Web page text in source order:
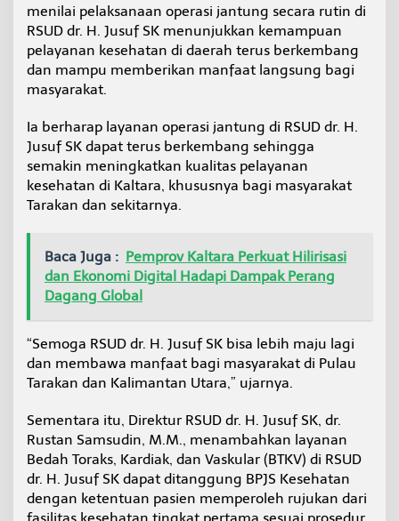
menilai pelaksanaan operasi jantung secara rutin di
RSUD dr. H. Jusuf SK menunjukkan kemampuan
pelayanan kesehatan di daerah terus berkembang
dan mampu memberikan manfaat langsung bagi
masyarakat.
Ia berharap layanan operasi jantung di RSUD dr. H.
Jusuf SK dapat terus berkembang sehingga
semakin meningkatkan kualitas pelayanan
kesehatan di Kaltara, khususnya bagi masyarakat
Tarakan dan sekitarnya.
Baca Juga : Pemprov Kaltara Perkuat Hilirisasi
dan Ekonomi Digital Hadapi Dampak Perang
Dagang Global
“Semoga RSUD dr. H. Jusuf SK bisa lebih maju lagi
dan membawa manfaat bagi masyarakat di Pulau
Tarakan dan Kalimantan Utara,” ujarnya.
Sementara itu, Direktur RSUD dr. H. Jusuf SK, dr.
Rustan Samsudin, M.M., menambahkan layanan
Bedah Toraks, Kardiak, dan Vaskular (BTKV) di RSUD
dr. H. Jusuf SK dapat ditanggung BPJS Kesehatan
dengan ketentuan pasien memperoleh rujukan dari